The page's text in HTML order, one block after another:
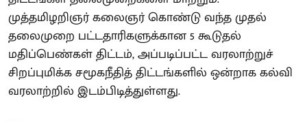
முத்தமிழறிஞர் கலைஞர் கொண்டு வந்த முதல்
தலைமுறை பட்டதாரிகளுக்கான 5 கூடுதல்
மதிப்பெண்கள் திட்டம், அப்படிப்பட்ட வரலாற்றுச்
சிறப்புமிக்க சமூகநீதித் திட்டங்களில் ஒன்றாக கல்வி
வரலாற்றில் இடம்பிடித்துள்ளது.